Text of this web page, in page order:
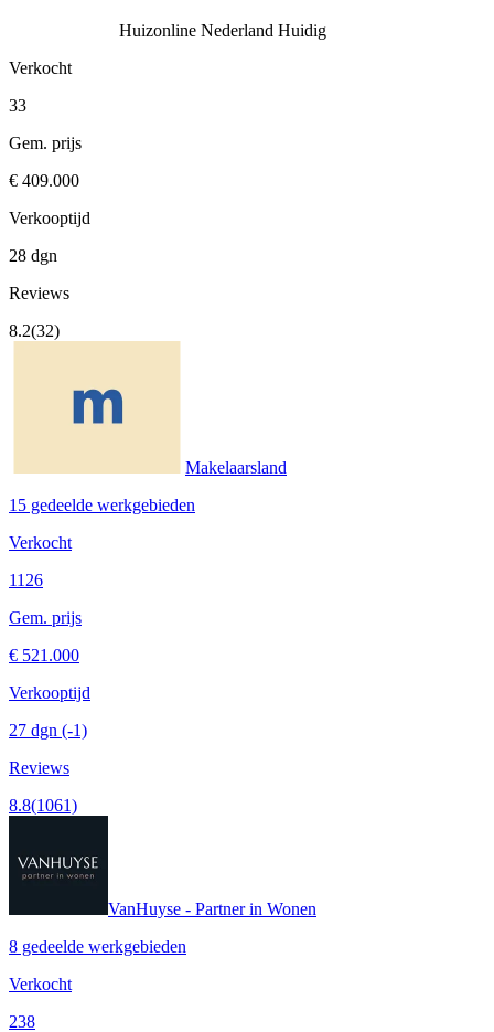
Huizonline Nederland Huidig
Verkocht
33
Gem. prijs
€ 409.000
Verkooptijd
28 dgn
Reviews
8.2(32)
Makelaarsland
15 gedeelde werkgebieden
Verkocht
1126
Gem. prijs
€ 521.000
Verkooptijd
27 dgn (-1)
Reviews
8.8(1061)
VanHuyse - Partner in Wonen
8 gedeelde werkgebieden
Verkocht
238